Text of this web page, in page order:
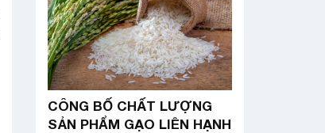
CÔNG BỐ CHẤT LƯỢNG
SẢN PHẨM GẠO LIÊN HẠNH